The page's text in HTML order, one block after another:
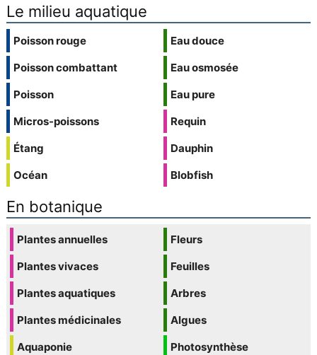
Le milieu aquatique
Poisson rouge
Poisson combattant
Poisson
Micros-poissons
Étang
Océan
Eau douce
Eau osmosée
Eau pure
Requin
Dauphin
Blobfish
En botanique
Plantes annuelles
Plantes vivaces
Plantes aquatiques
Plantes médicinales
Aquaponie
Fleurs
Feuilles
Arbres
Algues
Photosynthèse